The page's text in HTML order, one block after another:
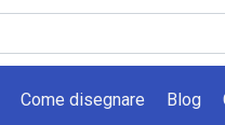
Come disegnare Blog